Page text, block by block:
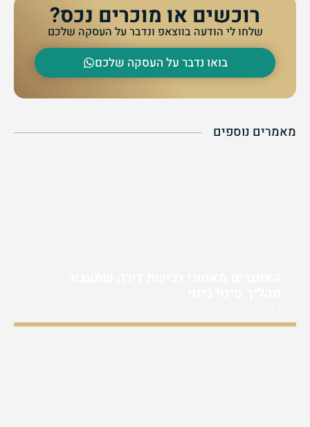
רוכשים או מוכרים נכס?
שלחו לי הודעה בווצאפ ונדבר על העסקה שלכם
בואו נדבר על העסקה שלכם
מאמרים נוספים